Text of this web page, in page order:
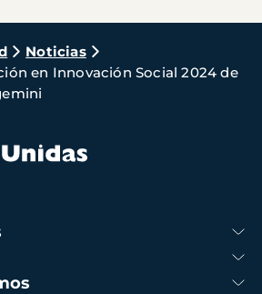
Noticias
en Innovación Social 2024 de